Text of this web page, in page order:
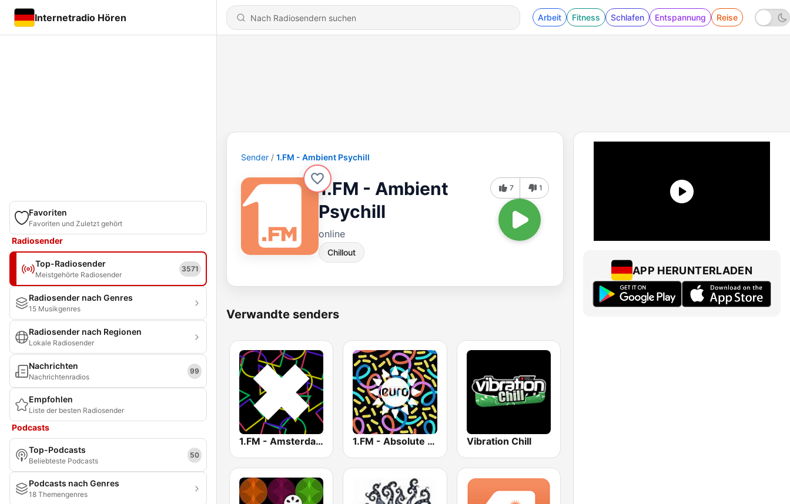
Internetradio Hören Arbeit Fitness Schlafen Entspannung Reise
Favoriten
Favoriten und Zuletzt gehört
Radiosender
Top-Radiosender
Meistgehörte Radiosender
3571
Radiosender nach Genres
15 Musikgenres
Radiosender nach Regionen
Lokale Radiosender
Nachrichten
Nachrichtenradios
99
Empfohlen
Liste der besten Radiosender
Podcasts
Top-Podcasts
Beliebteste Podcasts
50
Podcasts nach Genres
18 Themengenres
Sender 1.FM - Ambient Psychill
1.FM - Ambient
Psychill
online
Chillout
7 1
Verwandte senders
1.FM - Amsterdam Trance 1.FM - Absolute Trance Vibration Chill
APP HERUNTERLADEN